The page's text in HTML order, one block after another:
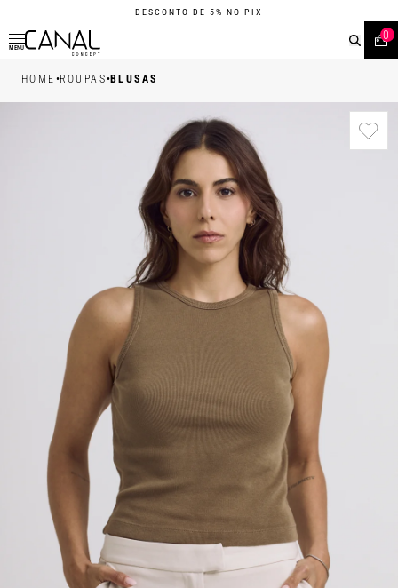
DESCONTO DE 5% NO PIX
MENU
0
HOME •ROUPAS•BLUSAS